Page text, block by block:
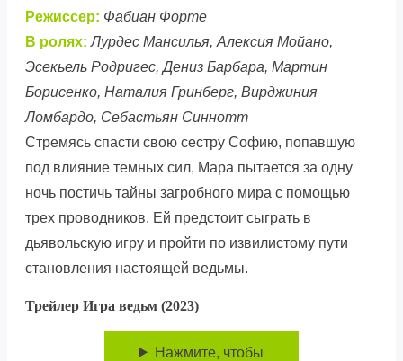
Режиссер: Фабиан Форте
В ролях: Лурдес Мансилья, Алексия Мойано,
Эсекьель Родригес, Дениз Барбара, Мартин
Борисенко, Наталия Гринберг, Вирджиния
Ломбардо, Себастьян Синнотт
Стремясь спасти свою сестру Софию, попавшую
под влияние темных сил, Мара пытается за одну
ночь постичь тайны загробного мира с помощью
трех проводников. Ей предстоит сыграть в
дьявольскую игру и пройти по извилистому пути
становления настоящей ведьмы.
Трейлер Игра ведьм (2023)
Нажмите, чтобы